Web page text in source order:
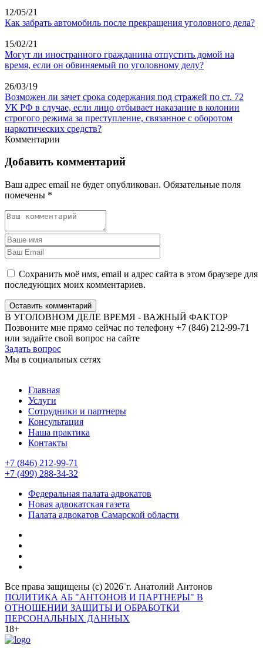
12/05/21
Как забрать автомобиль после прекращения уголовного дела?
15/02/21
Могут ли иностранного гражданина отпустить домой на
время, если он обвиняемый по уголовному делу?
26/03/19
Возможен ли зачет срока содержания под стражей по ст. 72
УК РФ в случае, если лицо отбывает наказание в колонии
строгого режима за преступление, связанное с оборотом
наркотических средств?
Комментарии
Добавить комментарий
Ваш адрес email не будет опубликован. Обязательные поля
помечены *
Сохранить моё имя, email и адрес сайта в этом браузере для
последующих моих комментариев.
Оставить комментарий
В УГОЛОВНОМ ДЕЛЕ ВРЕМЯ - ВАЖНЫЙ ФАКТОР
Позвоните мне прямо сейчас по телефону +7 (846) 212-99-71
или задайте свой вопрос на сайте
Задать вопрос
Мы в социальных сетях
Главная
Услуги
Сотрудники и партнеры
Консультация
Наша практика
Контакты
+7 (846) 212-99-71
+7 (499) 288-34-32
Федеральная палата адвокатов
Новая адвокатская газета
Палата адвокатов Самарской области
Все права защищены (с) 2026¨г. Анатолий Антонов
ПОЛИТИКА АБ "АНТОНОВ И ПАРТНЕРЫ" В
ОТНОШЕНИИ ЗАЩИТЫ И ОБРАБОТКИ
ПЕРСОНАЛЬНЫХ ДАННЫХ
18+